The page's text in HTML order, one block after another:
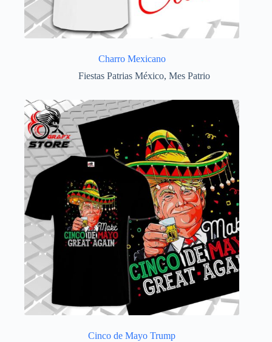
Charro Mexicano
Fiestas Patrias México, Mes Patrio
Cinco de Mayo Trump